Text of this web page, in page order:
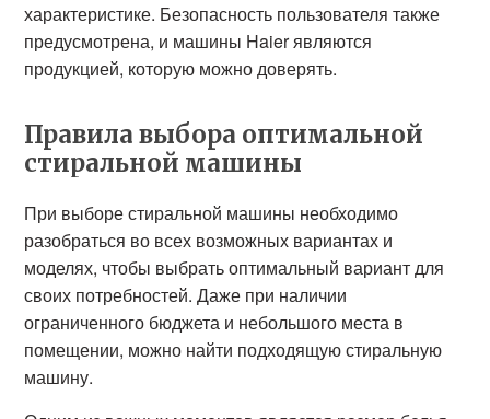
характеристике. Безопасность пользователя также
предусмотрена, и машины Haier являются
продукцией, которую можно доверять.
Правила выбора оптимальной
стиральной машины
При выборе стиральной машины необходимо
разобраться во всех возможных вариантах и
моделях, чтобы выбрать оптимальный вариант для
своих потребностей. Даже при наличии
ограниченного бюджета и небольшого места в
помещении, можно найти подходящую стиральную
машину.